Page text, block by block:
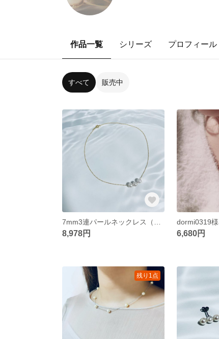
作品一覧 シリーズ プロフィール
すべて 販売中
8,978円 6,680円
残り1点